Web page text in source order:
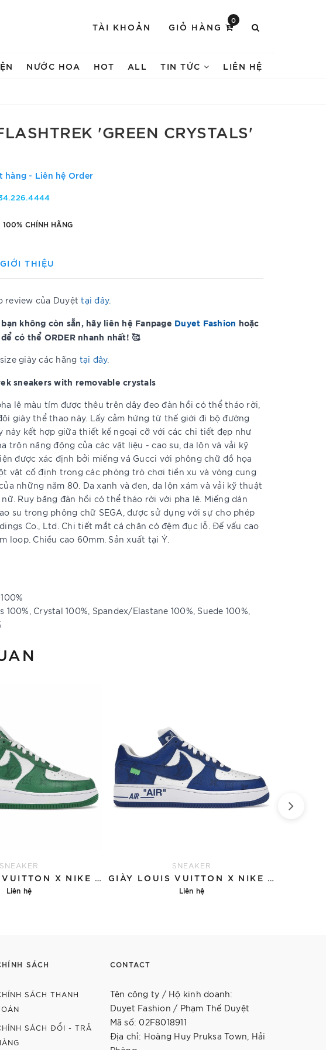
TÀI KHOẢN GIỎ HÀNG
0
NƯỚC HOA HOT ALL TIN TỨC LIÊN HỆ
'GREEN CRYSTALS'
hàng - Liên hệ Order
100% CHÍNH HÃNG
GIỚI THIỆU
review của Duyệttại đây.
không còn sẵn, hãy liên hệ Fanpage Duyet Fashion hoặc
có thể ORDER nhanh nhất! 🥰
giày các hãng tại đây.
sneakers with removable crystals
lê màu tím được thêu trên dây đeo đàn hồi có thể tháo rời,
giày thể thao này. Lấy cảm hứng từ thế giới đi bộ đường
này kết hợp giữa thiết kế ngoại cỡ với các chi tiết đẹp như
trộn năng động của các vật liệu - cao su, da lộn và vải kỹ
được xác định bởi miếng vá Gucci với phông chữ đồ họa
vật cố định trong các phòng trò chơi tiền xu và vòng cung
những năm 80. Da xanh và đen, da lộn xám và vải kỹ thuật
nữ. Ruy băng đàn hồi có thể tháo rời với pha lê. Miếng dán
su trong phông chữ SEGA, được sử dụng với sự cho phép
Co., Ltd. Chi tiết mắt cá chân có đệm đục lỗ. Đế vấu cao
loop. Chiều cao 60mm. Sản xuất tại Ý.
100%, Crystal 100%, Spandex/Elastane 100%, Suede 100%,
SNEAKER
GIÀY LOUIS VUITTON X NIKE AIR FORCE 1 'GREEN'
Liên hệ
SNEAKER
GIÀY LOUIS VUITTON X NIKE AIR FORCE 1 'BLUE'
Liên hệ
SÁCH
SÁCH THANH
SÁCH ĐỔI - TRẢ
CONTACT
Tên công ty / Hộ kinh doanh:
Duyet Fashion / Phạm Thế Duyệt
Mã số: 02F8018911
Địa chỉ: Hoàng Huy Pruksa Town, Hải